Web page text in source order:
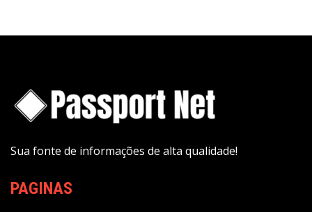
Sua fonte de informações de alta qualidade!
PAGINAS